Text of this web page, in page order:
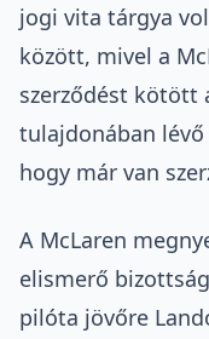
jogi vita tárgya
között, mivel a
szerződést kötött
tulajdonában
hogy már van
A McLaren
elismerő
pilóta jövőre